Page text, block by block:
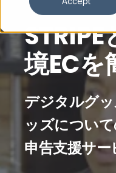
境ECを
デジタルグ
ッズについ
申告支援サー